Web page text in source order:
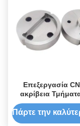
Επεξεργασία
ακρίβεια
ανοξείδωτο
ανοχή 0,01-
Πάρτε την